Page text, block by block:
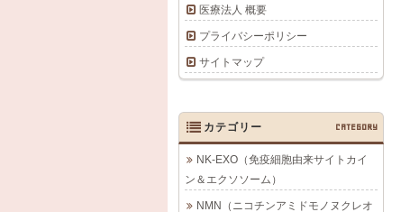
医療法人 概要
プライバシーポリシー
サイトマップ
カテゴリー CATEGORY
NK-EXO（免疫細胞由来サイトカイ
ン＆エクソソーム）
NMN（ニコチンアミドモノヌクレオ